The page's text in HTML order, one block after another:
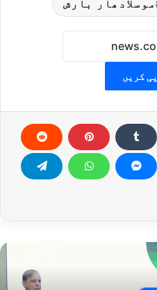
موسلادھار بارش